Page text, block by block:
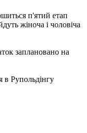
п'ятий етап
жіноча і чоловіча
заплановано на
в Рупольдінгу